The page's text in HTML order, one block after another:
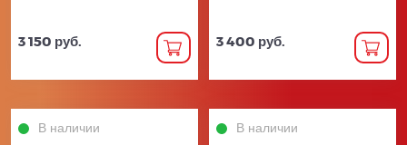
3 150 руб. 3 400 руб.
В наличии В наличии